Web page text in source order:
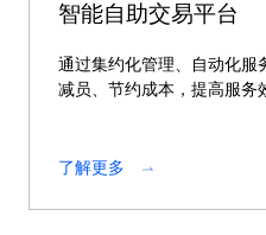
智能自助交易平台
通过集约化管理、自动化服
减员、节约成本，提高服务
了解更多